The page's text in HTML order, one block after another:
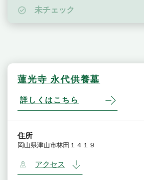
未チェック
蓮光寺 永代供養墓
詳しくはこちら
住所
岡山県津山市林田１４１９
アクセス